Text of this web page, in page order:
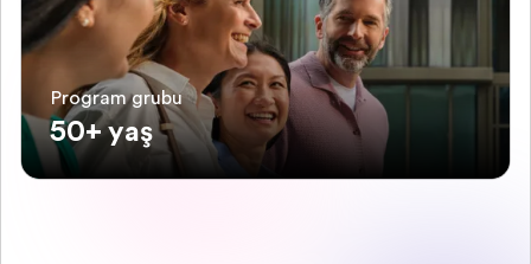
Program grubu
50+ yaş